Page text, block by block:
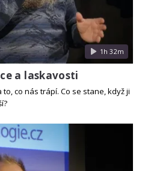
1h 32m
a laskavosti
co nás trápí. Co se stane, když ji